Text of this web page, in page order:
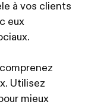
à vos clients
eux
Utilisez
mieux